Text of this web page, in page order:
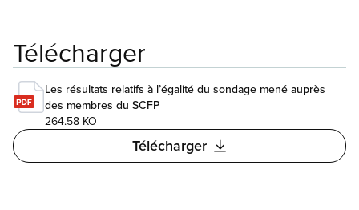
Télécharger
Les résultats relatifs à l’égalité du sondage mené auprès
des membres du SCFP
264.58 KO
Télécharger